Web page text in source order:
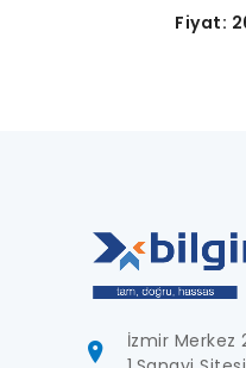
Fiyat:
İzmir Merkez